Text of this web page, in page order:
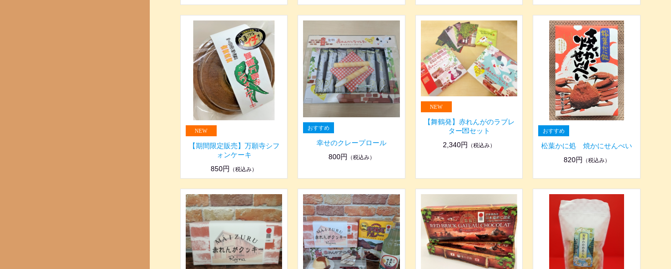
【期間限定販売】万願寺シフ
ォンケーキ
850円
（税込み）
幸せのクレープロール
800円
（税込み）
【舞鶴発】赤れんがのラブレ
ター💌セット
2,340円
（税込み）
松葉かに処 焼かにせんべい
820円
（税込み）